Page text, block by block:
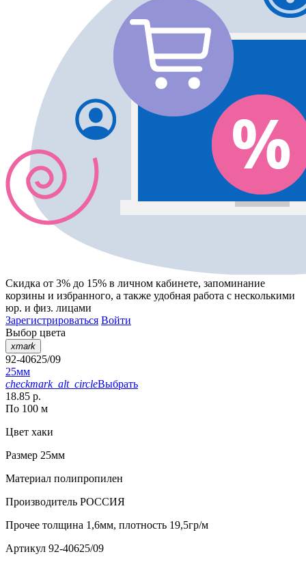
Скидка от 3% до 15% в личном кабинете, запоминание
корзины и избранного, а также удобная работа с несколькими
юр. и физ. лицами
Зарегистрироваться Войти
Выбор цвета
xmark
92-40625/09
25мм
checkmark_alt_circleВыбрать
18.85 р.
По 100 м
Цвет хаки
Размер 25мм
Материал полипропилен
Производитель РОССИЯ
Прочее толщина 1,6мм, плотность 19,5гр/м
Артикул 92-40625/09